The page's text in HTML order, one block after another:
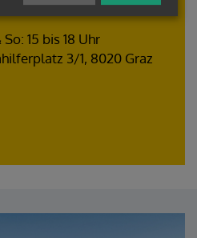
So: 15 bis 18 Uhr
3/1, 8020 Graz